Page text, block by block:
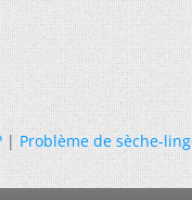
|Problème de sèche-